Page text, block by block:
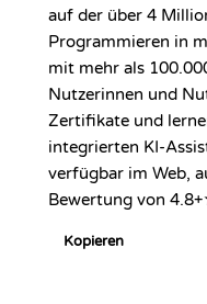
auf der über 4
Programmieren in
mit mehr als
Nutzerinnen und
Zertifikate und
integrierten KI-
verfügbar im Web,
Bewertung von
Kopieren